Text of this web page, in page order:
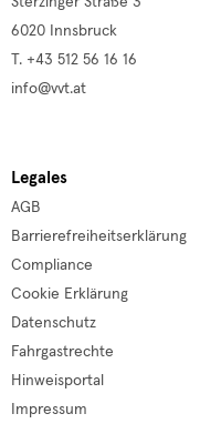
6020 Innsbruck
T. +43 512 56 16 16
info@vvt.at
Legales
AGB
Barrierefreiheitserklärung
Compliance
Cookie Erklärung
Datenschutz
Fahrgastrechte
Hinweisportal
Impressum